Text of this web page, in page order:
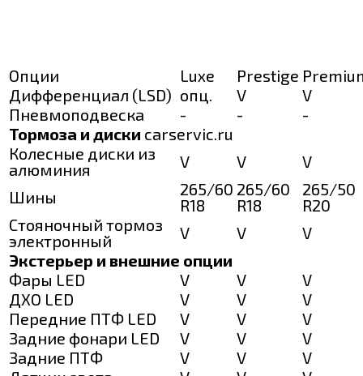
Опции Luxe Prestige
Дифференциал (LSD) опц. V
V
Пневмоподвеска
- -
-
Тормоза и диски carservic.ru
Колесные диски из
алюминия
V V
V
Шины
265/60
R18
265/60
R18
265/50
R20
Стояночный тормоз
электронный
V V
V
Экстерьер и внешние опции
Фары LED
V V
V
ДХО LED
V V
V
Передние ПТФ LED
V V
V
Задние фонари LED
V V
V
Задние ПТФ
V V
V